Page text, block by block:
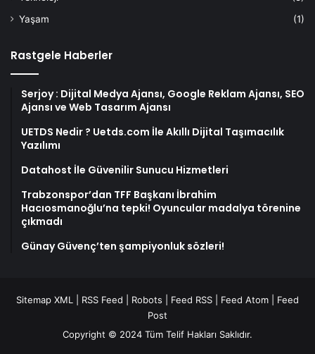
Yaşam
(1)
Rastgele Haberler
Serjoy : Dijital Medya Ajansı, Google Reklam Ajansı, SEO
Ajansı ve Web Tasarım Ajansı
UETDS Nedir ? Uetds.com İle Akıllı Dijital Taşımacılık
Yazılımı
Datahost İle Güvenilir Sunucu Hizmetleri
Trabzonspor’dan TFF Başkanı İbrahim
Hacıosmanoğlu’na tepki! Oyuncular madalya törenine
çıkmadı
Günay Güvenç’ten şampiyonluk sözleri!
Sitemap XML RSS Feed Robots Feed RSS Feed Atom
Feed
Post
Copyright © 2024 Tüm Telif Hakları Saklıdır.